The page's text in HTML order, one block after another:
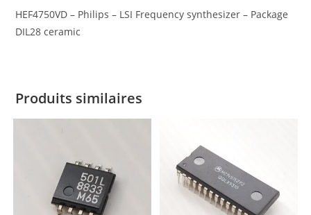
HEF4750VD – Philips – LSI Frequency synthesizer – Package
DIL28 ceramic
Produits similaires